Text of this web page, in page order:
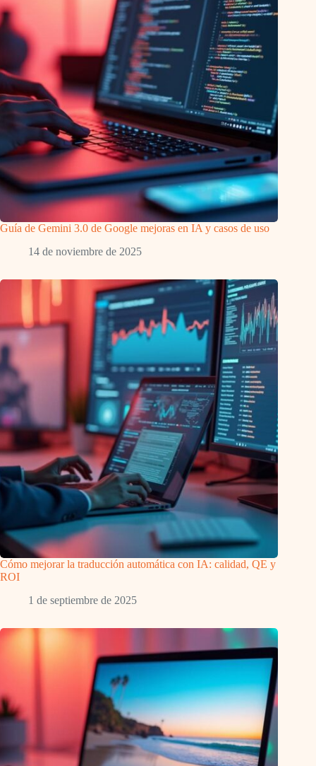
Guía de Gemini 3.0 de Google mejoras en IA y casos de uso
14 de noviembre de 2025
Cómo mejorar la traducción automática con IA: calidad, QE y
ROI
1 de septiembre de 2025